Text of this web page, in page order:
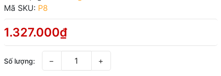
Mã SKU: P8
1.327.000₫
Số lượng: − +